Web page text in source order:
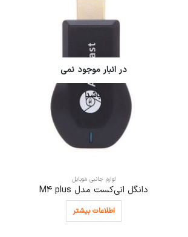
در انبار موجود نمی
باشد
لوازم جانبی موبایل
دانگل انی‌کست مدل M4 plus
اطلاعات بیشتر